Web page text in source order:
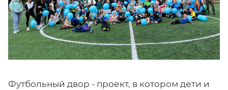
Футбольный двор - проект, в котором дети и